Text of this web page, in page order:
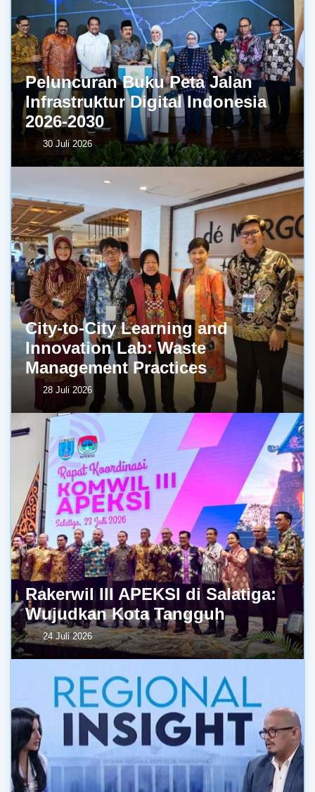
Peluncuran Buku Peta Jalan
Infrastruktur Digital Indonesia
2026-2030
30 Juli 2026
City-to-City Learning and
Innovation Lab: Waste
Management Practices
28 Juli 2026
Rakerwil III APEKSI di Salatiga:
Wujudkan Kota Tangguh
24 Juli 2026